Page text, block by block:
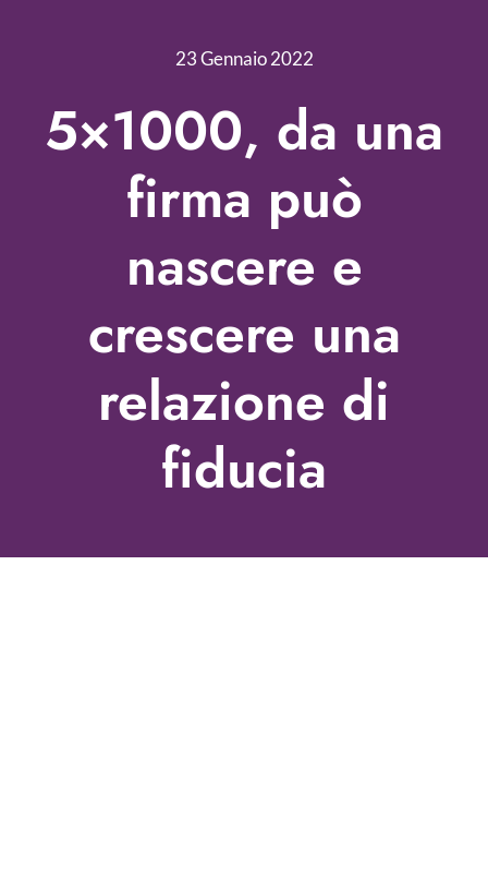
Nonprofit Blog
Libri
Fundraising Academy
Come contattarci
23 Gennaio 2022
5×1000, da una
firma può
nascere e
crescere una
relazione di
fiducia